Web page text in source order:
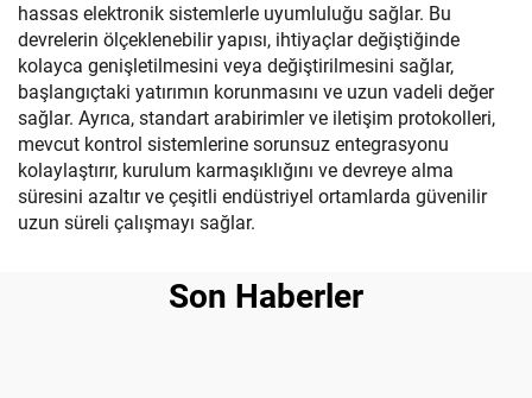
hassas elektronik sistemlerle uyumluluğu sağlar. Bu
devrelerin ölçeklenebilir yapısı, ihtiyaçlar değiştiğinde
kolayca genişletilmesini veya değiştirilmesini sağlar,
başlangıçtaki yatırımın korunmasını ve uzun vadeli değer
sağlar. Ayrıca, standart arabirimler ve iletişim protokolleri,
mevcut kontrol sistemlerine sorunsuz entegrasyonu
kolaylaştırır, kurulum karmaşıklığını ve devreye alma
süresini azaltır ve çeşitli endüstriyel ortamlarda güvenilir
uzun süreli çalışmayı sağlar.
Son Haberler